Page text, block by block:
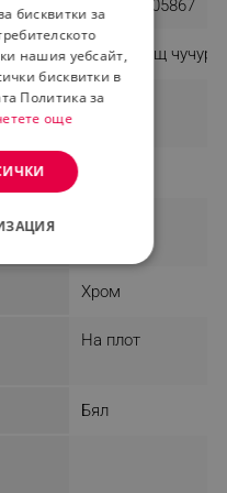
3800235305867
С изтеглящ чучур
Хром
На плот
Бял
бисквитки за
нашия уебсайт,
бисквитки в
Политика за
още